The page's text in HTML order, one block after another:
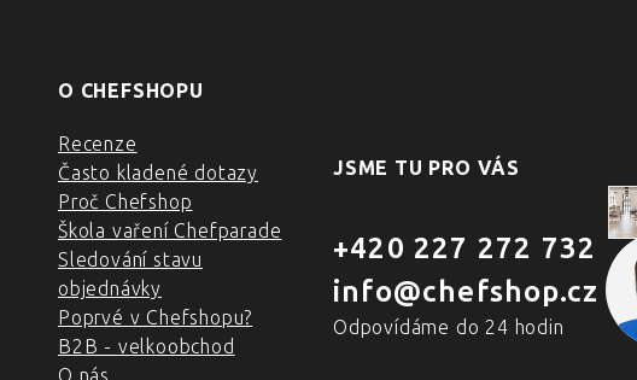
O CHEFSHOPU
Recenze
Často kladené dotazy
Proč Chefshop
Škola vaření Chefparade
Sledování stavu
objednávky
Poprvé v Chefshopu?
B2B - velkoobchod
JSME TU PRO VÁS
+420 227 272 732
info@chefshop.cz
Odpovídáme do 24 hodin